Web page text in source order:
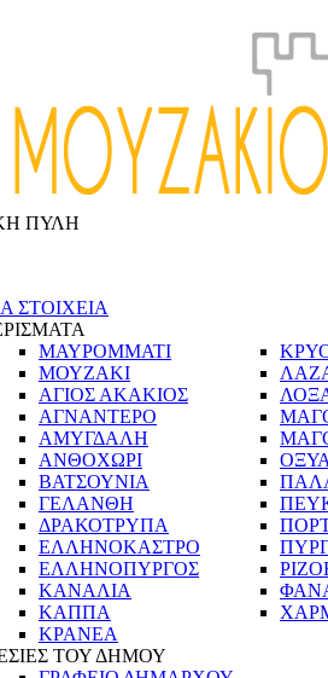
ΠΥΛΗ
ΣΤΟΙΧΕΙΑ
ΜΑΥΡΟΜΜΑΤΙ
ΜΟΥΖΑΚΙ
ΑΓΙΟΣ ΑΚΑΚΙΟΣ
ΑΓΝΑΝΤΕΡΟ
ΑΜΥΓΔΑΛΗ
ΑΝΘΟΧΩΡΙ
ΒΑΤΣΟΥΝΙΑ
ΓΕΛΑΝΘΗ
ΔΡΑΚΟΤΡΥΠΑ
ΕΛΛΗΝΟΚΑΣΤΡΟ
ΕΛΛΗΝΟΠΥΡΓΟΣ
ΚΑΝΑΛΙΑ
ΚΑΠΠΑ
ΚΡΑΝΕΑ
ΤΟΥ ΔΗΜΟΥ